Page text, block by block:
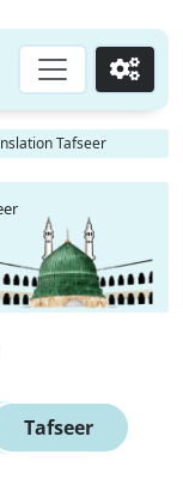
Go
Tafseer
Tafseer